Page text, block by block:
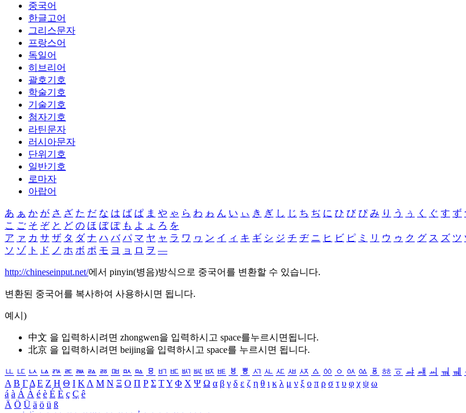
중국어
한글고어
그리스문자
프랑스어
독일어
히브리어
괄호기호
학술기호
기술기호
첨자기호
라틴문자
러시아문자
단위기호
일반기호
로마자
아랍어
あ ぁ か が さ ざ た だ な は ば ぱ ま や ゃ ら わ ゎ ん い ぃ き ぎ し じ ち ぢ に ひ び ぴ み り う ぅ く ぐ す ず
こ ご そ ぞ と ど の ほ ぼ ぽ も よ ょ ろ を
ア ァ カ サ ザ タ ダ ナ ハ バ パ マ ヤ ャ ラ ワ ヮ ン イ ィ キ ギ シ ジ チ ヂ ニ ヒ ビ ピ ミ リ ウ ゥ ク グ ス ズ ツ
ソ ゾ ト ド ノ ホ ボ ポ モ ヨ ョ ロ ヲ ―
http://chineseinput.net/에서 pinyin(병음)방식으로 중국어를 변환할 수 있습니다.
변환된 중국어를 복사하여 사용하시면 됩니다.
예시)
中文 을 입력하시려면 zhongwen을 입력하시고 space를누르시면됩니다.
北京 을 입력하시려면 beijing을 입력하시고 space를 누르시면 됩니다.
ㅥ ㅦ ㅧ ㅨ ㅩ ㅪ ㅫ ㅬ ㅭ ㅮ ㅯ ㅰ ㅱ ㅲ ㅳ ㅴ ㅵ ㅶ ㅷ ㅸ ㅹ ㅺ ㅻ ㅼ ㅽ ㅾ ㅿ ㆀ ㆁ ㆂ ㆃ ㆄ ㆅ ㆆ ㆇ ㆈ ㆉ ㆊ ㆋ
Α Β ΓΔ Ε Ζ Η Θ Ι ΚΛ Μ Ν Ξ Ο Π Ρ Σ ΤΥ Φ Χ Ψ Ω α β γ δ ε ζ η θ ι κ λ μ ν ξ ο π ρ σ τ υ φ χ ψ ω
á à Á À é è É È ç Ç ê
Ä Ö Ü ä ö ü ß